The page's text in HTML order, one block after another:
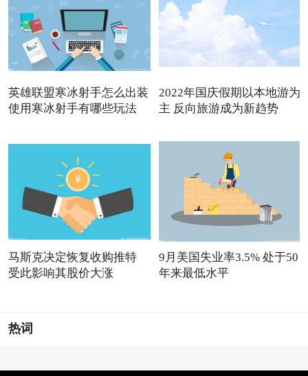
英雄联盟寒冰射手怎么出装
使用寒冰射手有哪些玩法
2022年国庆假期以本地游为
主 反向旅游成为新趋势
马斯克决定恢复收购推特
受此影响其股价大涨
9月美国失业率3.5% 处于50
年来最低水平
热词